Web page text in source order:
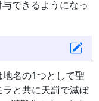
与できるようになっ
名の1つとして聖
と共に天罰で滅ぼ